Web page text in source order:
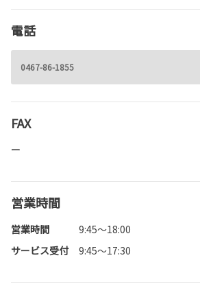
電話
0467-86-1855
FAX
ー
営業時間
営業時間
9:45～18:00
サービス受付
9:45～17:30